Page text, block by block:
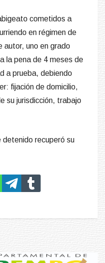
cometidos a
en régimen de
autor, uno en grado
la pena de 4 meses de
a prueba, debiendo
fijación de domicilio,
su jurisdicción, trabajo
detenido recuperó su